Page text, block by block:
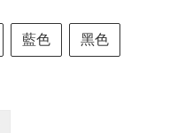
藍色 黑色